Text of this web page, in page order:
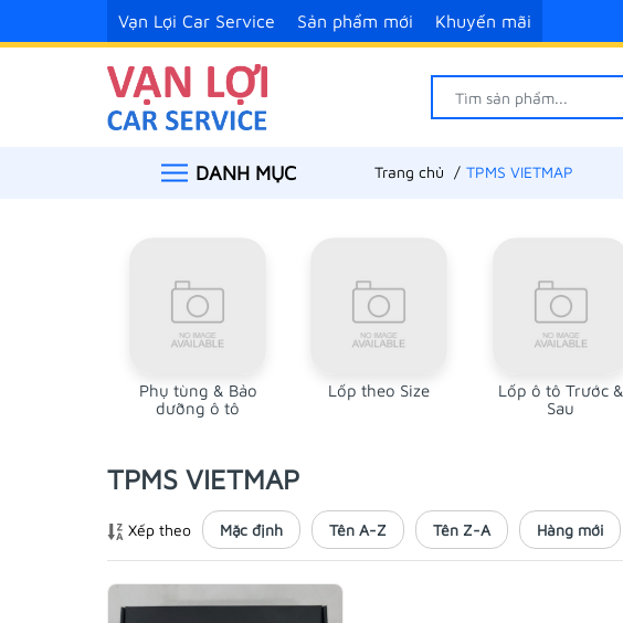
Vạn Lợi Car Service Sản phẩm mới Khuyến mãi
DANH MỤC Trang chủ TPMS VIETMAP
Phụ tùng & Bảo
dưỡng ô tô
Lốp theo Size
Lốp ô tô Trước &
Sau
TPMS VIETMAP
Xếp theo Mặc định Tên A-Z Tên Z-A Hàng mới